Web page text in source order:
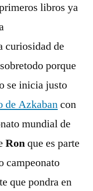
libros ya
curiosidad de
porque
se inicia justo
de Azkabancon
mundial de
Ronque es parte
campeonato
que pondra en